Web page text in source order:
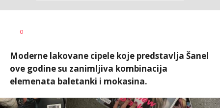
AUTOR
0
Moderne lakovane cipele koje predstavlja Šanel
ove godine su zanimljiva kombinacija
elemenata baletanki i mokasina.